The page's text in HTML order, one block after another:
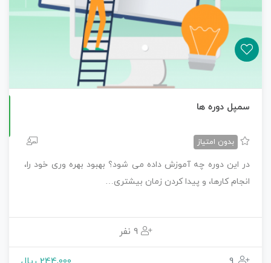
سمپل دوره ها
بدون امتیاز
در این دوره چه آموزش داده می شود؟ بهبود بهره وری خود را،
انجام کارها، و پیدا کردن زمان بیشتری…
9 نفر